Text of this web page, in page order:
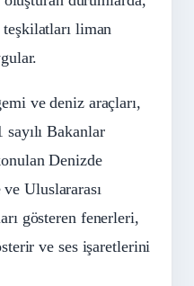
liman
ve deniz araçları,
Bakanlar
Denizde
Uluslararası
gösteren fenerleri,
ve ses işaretlerini